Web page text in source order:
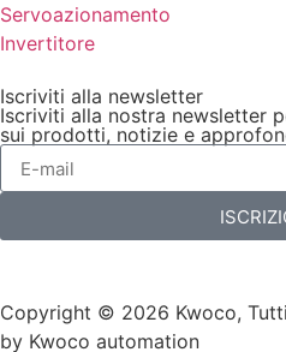
Servoazionamento
Invertitore
Iscriviti alla newsletter
Iscriviti alla nostra newsletter
sui prodotti, notizie e
Copyright © 2026 Kwoco,
by Kwoco automation